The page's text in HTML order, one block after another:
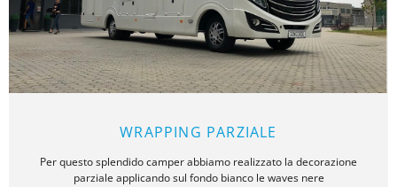
WRAPPING PARZIALE
Per questo splendido camper abbiamo realizzato la decorazione
parziale applicando sul fondo bianco le waves nere